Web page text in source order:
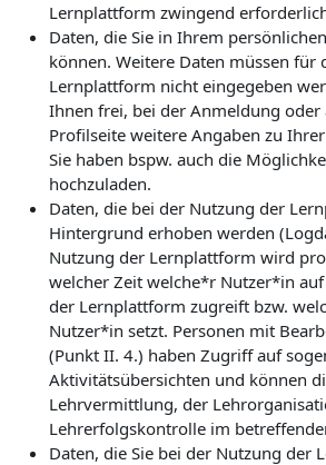
Lernplattform zwingend
Daten, die Sie in Ihrem
können. Weitere Daten müssen für
Lernplattform nicht eingegeben
Ihnen frei, bei der Anmeldung
Profilseite weitere Angaben zu
Sie haben bspw. auch die
hochzuladen.
Daten, die bei der Nutzung der
Hintergrund erhoben werden
Nutzung der Lernplattform wird
welcher Zeit welche*r Nutzer*in
der Lernplattform zugreift bzw.
Nutzer*in setzt. Personen mit
(Punkt II. 4.) haben Zugriff auf
Aktivitätsübersichten und können
Lehrvermittlung, der
Lehrerfolgskontrolle im
Daten, die Sie bei der Nutzung der